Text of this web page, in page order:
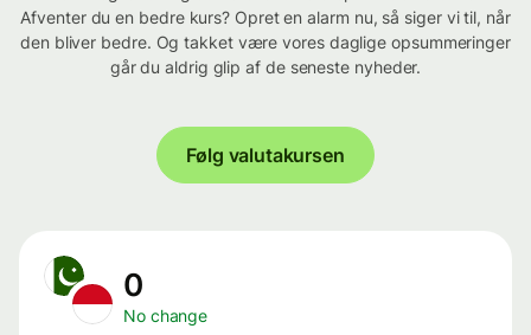
Afventer du en bedre kurs? Opret en alarm nu, så siger vi til, når
den bliver bedre. Og takket være vores daglige opsummeringer
går du aldrig glip af de seneste nyheder.
Følg valutakursen
0
No change